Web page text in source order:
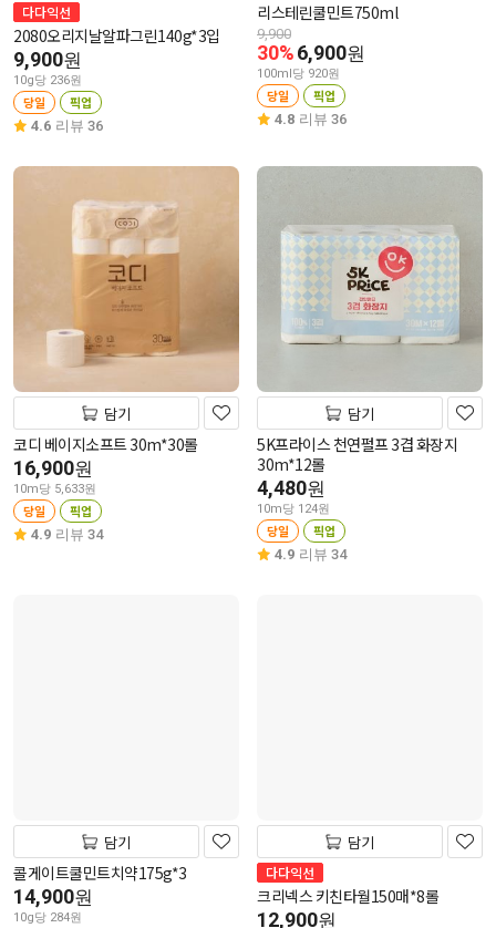
다다익선
2080오리지날알파그린140g*3입
9,900원
10g당 236원
당일 픽업
4.6 리뷰 36
리스테린쿨민트750ml
9,900
30%6,900원
100ml당 920원
당일 픽업
4.8 리뷰 36
담기
코디 베이지소프트 30m*30롤
16,900원
10m당 5,633원
당일 픽업
4.9 리뷰 34
담기
5K프라이스 천연펄프 3겹 화장지
30m*12롤
4,480원
10m당 124원
당일 픽업
4.9 리뷰 34
담기
콜게이트쿨민트치약175g*3
14,900원
10g당 284원
담기
다다익선
크리넥스 키친타월150매*8롤
12,900원